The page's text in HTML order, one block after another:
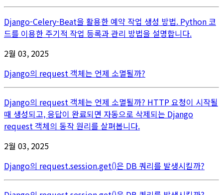
Django-Celery-Beat을 활용한 예약 작업 생성 방법. Python 코
드를 이용한 주기적 작업 등록과 관리 방법을 설명합니다.
2월 03, 2025
Django의 request 객체는 언제 소멸될까?
Django의 request 객체는 언제 소멸될까? HTTP 요청이 시작될
때 생성되고, 응답이 완료되면 자동으로 삭제되는 Django
request 객체의 동작 원리를 살펴봅니다.
2월 03, 2025
Django의 request.session.get()은 DB 쿼리를 발생시킬까?